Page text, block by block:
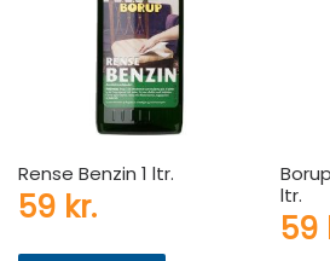
Rense Benzin 1 ltr.
59 kr.
ltr.
59